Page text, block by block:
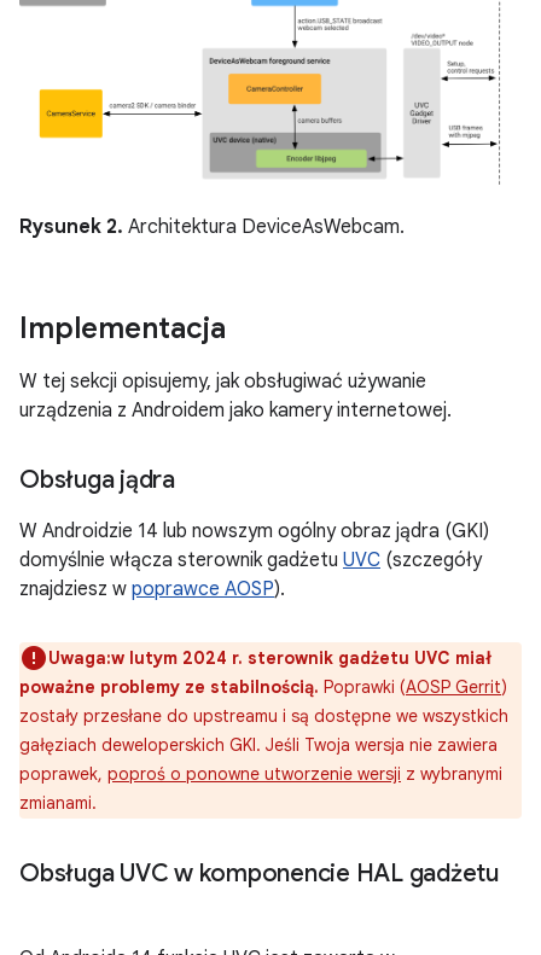
Rysunek 2. Architektura DeviceAsWebcam.
Implementacja
W tej sekcji opisujemy, jak obsługiwać używanie
urządzenia z Androidem jako kamery internetowej.
Obsługa jądra
W Androidzie 14 lub nowszym ogólny obraz jądra (GKI)
domyślnie włącza sterownik gadżetu UVC (szczegóły
znajdziesz w poprawce AOSP).
Uwaga:w lutym 2024 r. sterownik gadżetu UVC miał
poważne problemy ze stabilnością. Poprawki (AOSP Gerrit)
zostały przesłane do upstreamu i są dostępne we wszystkich
gałęziach deweloperskich GKI. Jeśli Twoja wersja nie zawiera
poprawek, poproś o ponowne utworzenie wersji z wybranymi
zmianami.
Obsługa UVC w komponencie HAL gadżetu